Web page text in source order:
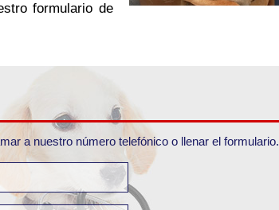
formulario de
a nuestro número telefónico o llenar el formulario.